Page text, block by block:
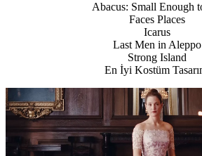
Abacus: Small Enough
Faces Places
Icarus
Last Men in Aleppo
Strong Island
En İyi Kostüm